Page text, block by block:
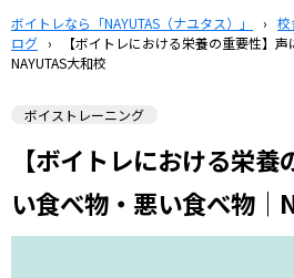
ボイトレなら「NAYUTAS（ナユタス）」 › 校
ログ ›
【ボイトレにおける栄養の重要性】
NAYUTAS大和校
ボイストレーニング
【ボイトレにおける栄
い食べ物・悪い食べ物｜